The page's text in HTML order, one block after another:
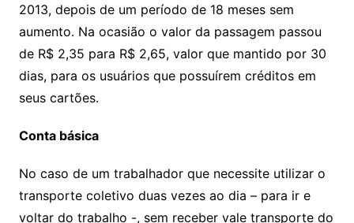
2013, depois de um período de 18 meses sem
aumento. Na ocasião o valor da passagem passou
de R$ 2,35 para R$ 2,65, valor que mantido por 30
dias, para os usuários que possuírem créditos em
seus cartões.
Conta básica
No caso de um trabalhador que necessite utilizar o
transporte coletivo duas vezes ao dia – para ir e
voltar do trabalho -, sem receber vale transporte do